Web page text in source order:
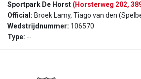
Sportpark De Horst (Horsterweg 202,
Official: Broek Lamy, Tiago van den
Wedstrijdnummer: 106570
Type: --